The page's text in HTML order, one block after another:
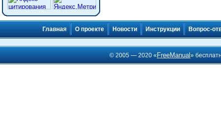
Главная О проекте Новости Инструкции Вопрос-
© 2005 — 2020 « FreeManual»